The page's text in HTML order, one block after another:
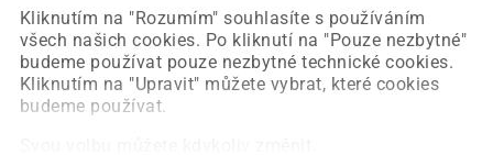
Kliknutím na "Rozumím" souhlasíte s používáním
všech našich cookies. Po kliknutí na "Pouze nezbytné"
budeme používat pouze nezbytné technické cookies.
Kliknutím na "Upravit" můžete vybrat, které cookies
budeme používat.
Obnovit stránku Úvodní strana